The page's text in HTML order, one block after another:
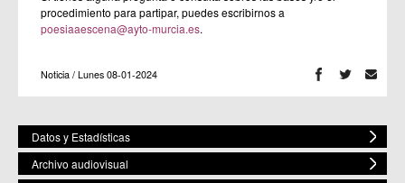
procedimiento para partipar, puedes escribirnos a
poesiaaescena@ayto-murcia.es.
Noticia / Lunes 08-01-2024
Datos y Estadísticas
Archivo audiovisual